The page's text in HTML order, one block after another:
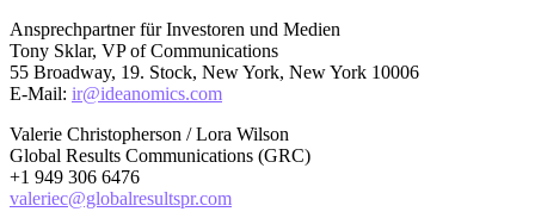
Ansprechpartner für Investoren und Medien
Tony Sklar, VP of Communications
55 Broadway, 19. Stock, New York, New York 10006
E-Mail: ir@ideanomics.com
Valerie Christopherson / Lora Wilson
Global Results Communications (GRC)
+1 949 306 6476
valeriec@globalresultspr.com